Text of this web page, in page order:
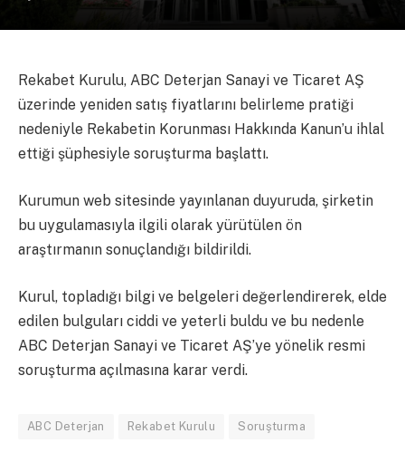
Rekabet Kurulu, ABC Deterjan Sanayi ve Ticaret AŞ
üzerinde yeniden satış fiyatlarını belirleme pratiği
nedeniyle Rekabetin Korunması Hakkında Kanun’u ihlal
ettiği şüphesiyle soruşturma başlattı.
Kurumun web sitesinde yayınlanan duyuruda, şirketin
bu uygulamasıyla ilgili olarak yürütülen ön
araştırmanın sonuçlandığı bildirildi.
Kurul, topladığı bilgi ve belgeleri değerlendirerek, elde
edilen bulguları ciddi ve yeterli buldu ve bu nedenle
ABC Deterjan Sanayi ve Ticaret AŞ’ye yönelik resmi
soruşturma açılmasına karar verdi.
ABC Deterjan Rekabet Kurulu Soruşturma